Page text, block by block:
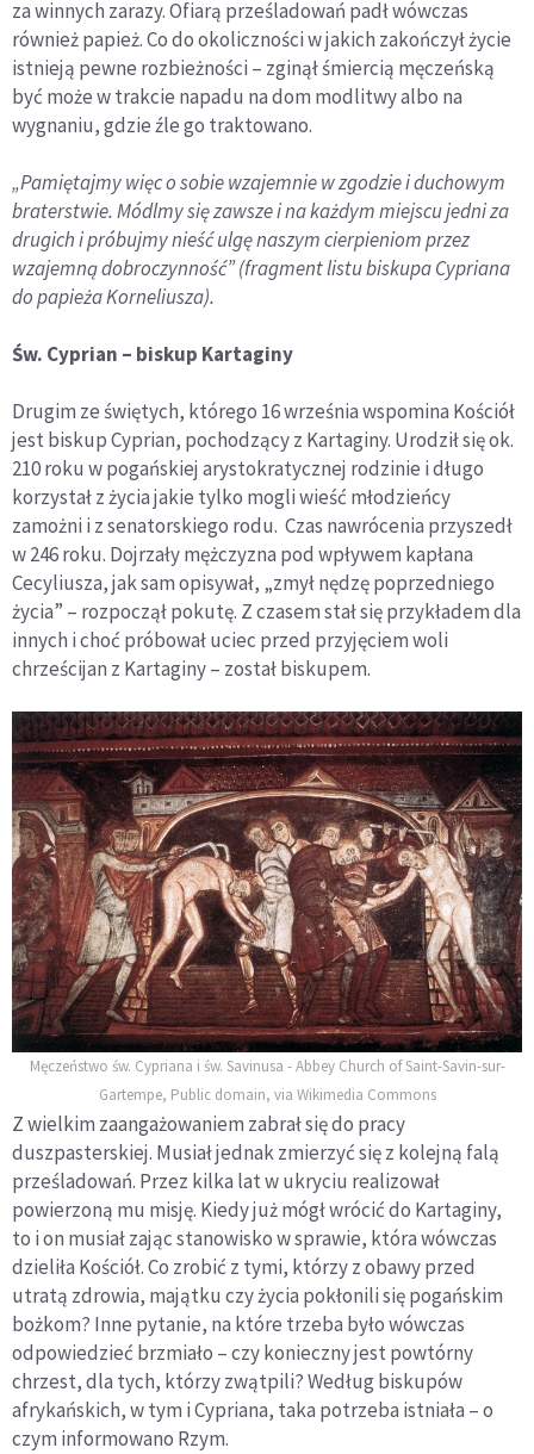
za winnych zarazy. Ofiarą prześladowań padł wówczas
również papież. Co do okoliczności w jakich zakończył życie
istnieją pewne rozbieżności – zginął śmiercią męczeńską
być może w trakcie napadu na dom modlitwy albo na
wygnaniu, gdzie źle go traktowano.
„Pamiętajmy więc o sobie wzajemnie w zgodzie i duchowym
braterstwie. Módlmy się zawsze i na każdym miejscu jedni za
drugich i próbujmy nieść ulgę naszym cierpieniom przez
wzajemną dobroczynność” (fragment listu biskupa Cypriana
do papieża Korneliusza).
Św. Cyprian – biskup Kartaginy
Drugim ze świętych, którego 16 września wspomina Kościół
jest biskup Cyprian, pochodzący z Kartaginy. Urodził się ok.
210 roku w pogańskiej arystokratycznej rodzinie i długo
korzystał z życia jakie tylko mogli wieść młodzieńcy
zamożni i z senatorskiego rodu. Czas nawrócenia przyszedł
w 246 roku. Dojrzały mężczyzna pod wpływem kapłana
Cecyliusza, jak sam opisywał, „zmył nędzę poprzedniego
życia” – rozpoczął pokutę. Z czasem stał się przykładem dla
innych i choć próbował uciec przed przyjęciem woli
chrześcijan z Kartaginy – został biskupem.
Męczeństwo św. Cypriana i św. Savinusa - Abbey Church of Saint-Savin-sur-
Gartempe, Public domain, via Wikimedia Commons
Z wielkim zaangażowaniem zabrał się do pracy
duszpasterskiej. Musiał jednak zmierzyć się z kolejną falą
prześladowań. Przez kilka lat w ukryciu realizował
powierzoną mu misję. Kiedy już mógł wrócić do Kartaginy,
to i on musiał zając stanowisko w sprawie, która wówczas
dzieliła Kościół. Co zrobić z tymi, którzy z obawy przed
utratą zdrowia, majątku czy życia pokłonili się pogańskim
bożkom? Inne pytanie, na które trzeba było wówczas
odpowiedzieć brzmiało – czy konieczny jest powtórny
chrzest, dla tych, którzy zwątpili? Według biskupów
afrykańskich, w tym i Cypriana, taka potrzeba istniała – o
czym informowano Rzym.